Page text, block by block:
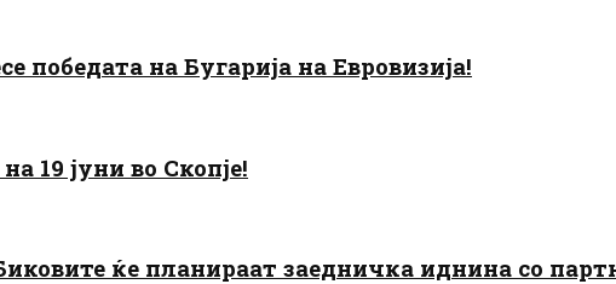
победата на Бугарија на Евровизија!
19 јуни во Скопје!
ќе планираат заедничка иднина со